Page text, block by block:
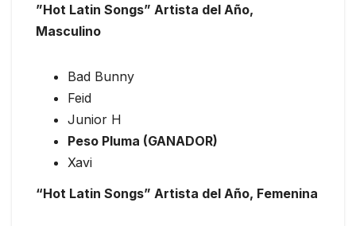
”Hot Latin Songs” Artista del Año,
Masculino
Bad Bunny
Feid
Junior H
Peso Pluma (GANADOR)
Xavi
“Hot Latin Songs” Artista del Año, Femenina